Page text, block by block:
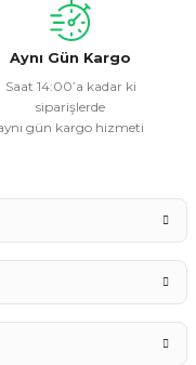
Aynı Gün Kargo
Saat 14:00’a kadar ki
siparişlerde
gün kargo hizmeti